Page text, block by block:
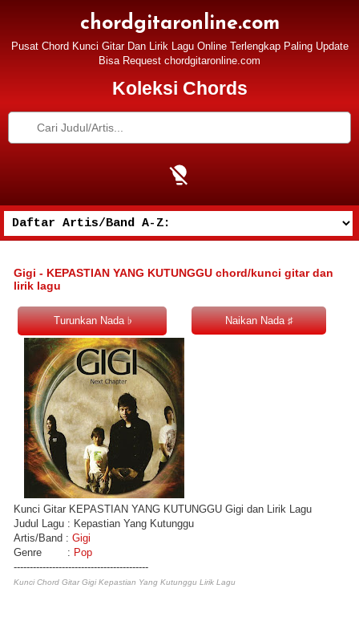
chordgitaronline.com
Pusat Chord Kunci Gitar Dan Lirik Lagu Online Terlengkap Paling Update
Bisa Request chordgitaronline.com
Koleksi Chords
Gigi - KEPASTIAN YANG KUTUNGGU chord/kunci gitar dan
lirik lagu
Kunci Gitar KEPASTIAN YANG KUTUNGGU Gigi dan Lirik Lagu
Judul Lagu : Kepastian Yang Kutunggu
Artis/Band : Gigi
Genre : Pop
------------------------------------------
Kunci Chord Gitar Gigi Kepastian Yang Kutunggu Lirik Lagu